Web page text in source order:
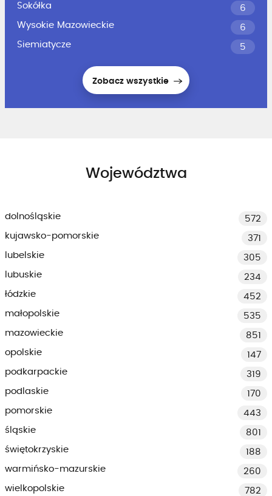
Sokółka
6
Wysokie Mazowieckie
6
Siemiatycze
5
Zobacz wszystkie
Województwa
dolnośląskie
572
kujawsko-pomorskie
371
lubelskie
305
lubuskie
234
łódzkie
452
małopolskie
535
mazowieckie
851
opolskie
147
podkarpackie
319
podlaskie
170
pomorskie
443
śląskie
801
świętokrzyskie
188
warmińsko-mazurskie
260
wielkopolskie
782